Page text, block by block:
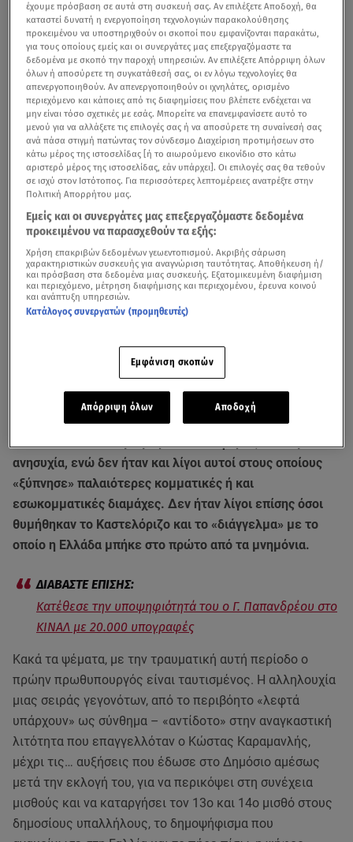
Ο Γιώργος Παπανδρέου ανακοινώνει την υποψηφιότητά του
Tου Γ.Α.Δ.
της πολιτικής ζωής, αν και ποτέ δεν αποχώρησε
εντελώς από αυτό με την ιδιότητα του προέδρου της
Σοσιαλιστικής Διεθνούς και του ΚΙΔΗΣΟ, προκάλεσε
διαφορετικά συναισθήματα. Άλλοι φίλοι και πολιτικοί
αντίπαλοι το είδαν με μεγάλο ενδιαφέρον, άλλοι με
ανησυχία, ενώ δεν ήταν και λίγοι αυτοί στους οποίους
«ξύπνησε» παλαιότερες κομματικές ή και
εσωκομματικές διαμάχες. Δεν ήταν λίγοι επίσης όσοι
θυμήθηκαν το Καστελόριζο και το «διάγγελμα» με το
οποίο η Ελλάδα μπήκε στο πρώτο από τα μνημόνια.
Κατέθεσε την υποψηφιότητά του ο Γ. Παπανδρέου στο
ΚΙΝΑΛ με 20.000 υπογραφές
Κακά τα ψέματα, με την τραυματική αυτή περίοδο ο
πρώην πρωθυπουργός είναι ταυτισμένος. Η αλληλουχία
μιας σειράς γεγονότων, από το περιβόητο «λεφτά
υπάρχουν» ως σύνθημα – «αντίδοτο» στην αναγκαστική
λιτότητα που επαγγελλόταν ο Κώστας Καραμανλής,
μέχρι τις… αυξήσεις που έδωσε στο Δημόσιο αμέσως
μετά την εκλογή του, για να περικόψει στη συνέχεια
μισθούς και να καταργήσει τον 13ο και 14ο μισθό στους
δημοσίους υπαλλήλους, το δημοψήφισμα που
έχουμε πρόσβαση σε αυτά στη συσκευή σας. Αν επιλέξετε Αποδοχή, θα
καταστεί δυνατή η ενεργοποίηση τεχνολογιών παρακολούθησης
προκειμένου να υποστηριχθούν οι σκοποί που εμφανίζονται παρακάτω,
για τους οποίους εμείς και οι συνεργάτες μας επεξεργαζόμαστε τα
δεδομένα με σκοπό την παροχή υπηρεσιών. Αν επιλέξετε Απόρριψη όλων
όλων ή αποσύρετε τη συγκατάθεσή σας, οι εν λόγω τεχνολογίες θα
απενεργοποιηθούν. Αν απενεργοποιηθούν οι ιχνηλάτες, ορισμένο
περιεχόμενο και κάποιες από τις διαφημίσεις που βλέπετε ενδέχεται να
μην είναι τόσο σχετικές με εσάς. Μπορείτε να επανεμφανίσετε αυτό το
μενού για να αλλάξετε τις επιλογές σας ή να αποσύρετε τη συναίνεσή σας
ανά πάσα στιγμή πατώντας τον σύνδεσμο Διαχείριση προτιμήσεων στο
κάτω μέρος της ιστοσελίδας [ή το αιωρούμενο εικονίδιο στο κάτω
αριστερό μέρος της ιστοσελίδας, εάν υπάρχει]. Οι επιλογές σας θα τεθούν
σε ισχύ στον Ιστότοπος. Για περισσότερες λεπτομέρειες ανατρέξτε στην
Πολιτική Απορρήτου μας.
Εμείς και οι συνεργάτες μας επεξεργαζόμαστε δεδομένα
προκειμένου να παρασχεθούν τα εξής:
Χρήση επακριβών δεδομένων γεωεντοπισμού. Ακριβής σάρωση
χαρακτηριστικών συσκευής για αναγνώριση ταυτότητας. Αποθήκευση ή/
και πρόσβαση στα δεδομένα μιας συσκευής. Εξατομικευμένη διαφήμιση
και περιεχόμενο, μέτρηση διαφήμισης και περιεχομένου, έρευνα κοινού
και ανάπτυξη υπηρεσιών.
Κατάλογος συνεργατών (προμηθευτές)
Εμφάνιση σκοπών
Απόρριψη όλων Αποδοχή